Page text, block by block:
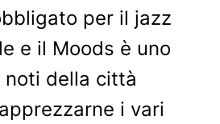
per il jazz
e il Moods è uno
noti della città
i vari